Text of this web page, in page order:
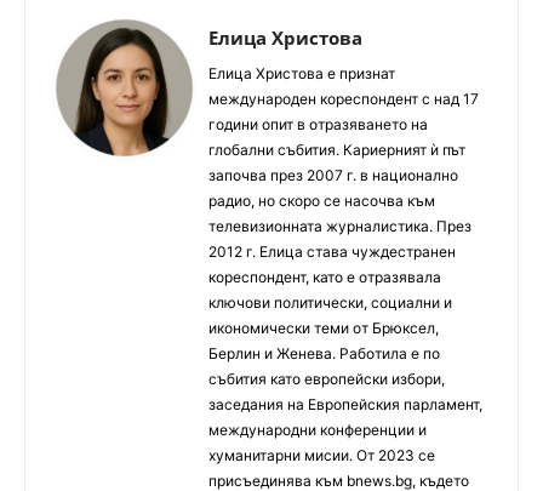
Елица Христова
Елица Христова е признат
международен кореспондент с над 17
години опит в отразяването на
глобални събития. Кариерният ѝ път
започва през 2007 г. в национално
радио, но скоро се насочва към
телевизионната журналистика. През
2012 г. Елица става чуждестранен
кореспондент, като е отразявала
ключови политически, социални и
икономически теми от Брюксел,
Берлин и Женева. Работила е по
събития като европейски избори,
заседания на Европейския парламент,
международни конференции и
хуманитарни мисии. От 2023 се
присъединява към bnews.bg, където